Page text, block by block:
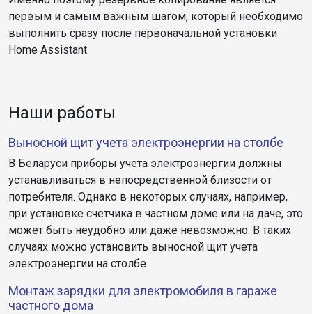
первым и самым важным шагом, который необходимо
выполнить сразу после первоначальной установки
Home Assistant.
Наши работы
Выносной щит учета электроэнергии на столбе
В Беларуси приборы учета электроэнергии должны
устанавливаться в непосредственной близости от
потребителя. Однако в некоторых случаях, например,
при установке счетчика в частном доме или на даче, это
может быть неудобно или даже невозможно. В таких
случаях можно установить выносной щит учета
электроэнергии на столбе.
Монтаж зарядки для электромобиля в гараже
частного дома